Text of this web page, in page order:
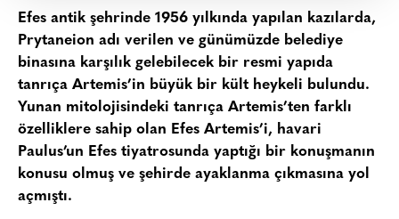
Efes antik şehrinde 1956 yılkında yapılan kazılarda,
Prytaneion adı verilen ve günümüzde belediye
binasına karşılık gelebilecek bir resmi yapıda
tanrıça Artemis’in büyük bir kült heykeli bulundu.
Yunan mitolojisindeki tanrıça Artemis’ten farklı
özelliklere sahip olan Efes Artemis’i, havari
Paulus’un Efes tiyatrosunda yaptığı bir konuşmanın
konusu olmuş ve şehirde ayaklanma çıkmasına yol
açmıştı.